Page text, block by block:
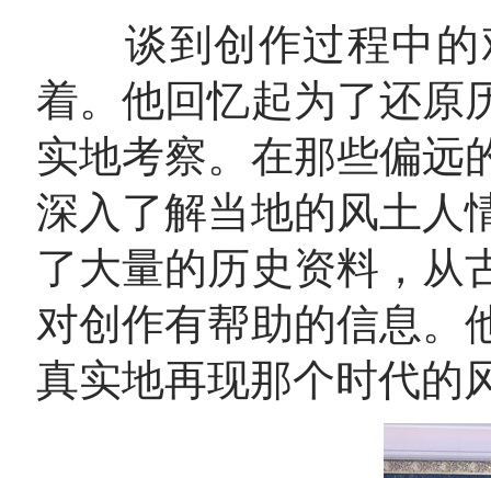
谈到创作过程中的
着。他回忆起为了还原
实地考察。在那些偏远
深入了解当地的风土人
了大量的历史资料，从
对创作有帮助的信息。
真实地再现那个时代的